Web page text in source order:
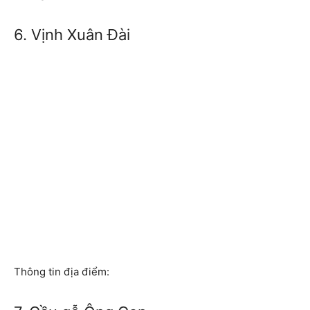
6. Vịnh Xuân Đài
Thông tin địa điểm: